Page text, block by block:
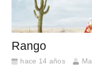
Rango
hace 14 años